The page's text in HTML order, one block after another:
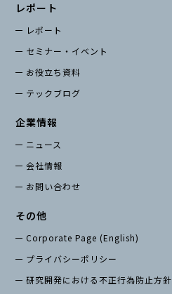
レポート
レポート
セミナー・イベント
お役立ち資料
テックブログ
企業情報
ニュース
会社情報
お問い合わせ
その他
Corporate Page (English)
プライバシーポリシー
研究開発における不正行為防止方針